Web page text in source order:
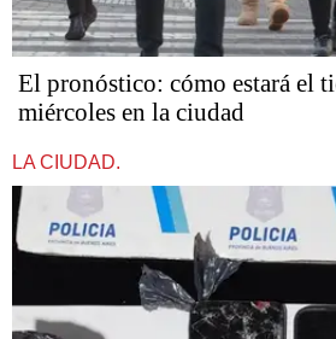
El pronóstico: cómo estará el
miércoles en la ciudad
LA CIUDAD.